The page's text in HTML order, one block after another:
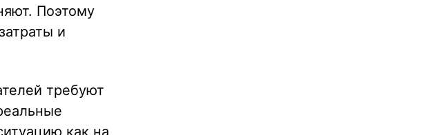
Поэтому
и
требуют
как на